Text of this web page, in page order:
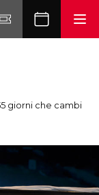
giorni che